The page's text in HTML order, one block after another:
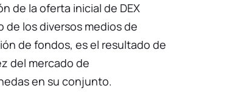
de la oferta inicial de DEX
de los diversos medios de
de fondos, es el resultado de
del mercado de
en su conjunto.